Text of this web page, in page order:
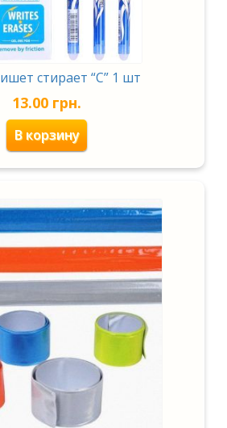
стирает “С” 1 шт
13.00 грн.
В корзину